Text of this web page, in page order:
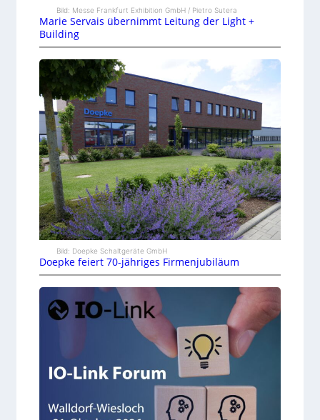
Bild: Messe Frankfurt Exhibition GmbH / Pietro Sutera
Marie Servais übernimmt Leitung der Light +
Building
Bild: Doepke Schaltgeräte GmbH
Doepke feiert 70-jähriges Firmenjubiläum